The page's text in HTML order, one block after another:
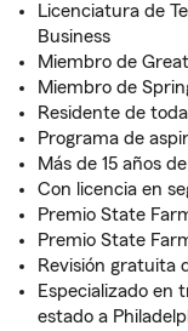
Licenciatura de
Business
Miembro de
Miembro de
Residente de
Programa de
Más de 15 años
Con licencia en
Premio State
Premio State
Revisión gratuita
Especializado en
estado a